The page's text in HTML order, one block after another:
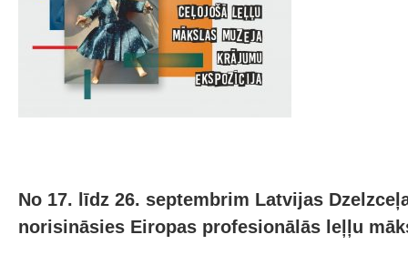
No 17. līdz 26. septembrim Latvijas
norisināsies Eiropas profesionālās leļļu